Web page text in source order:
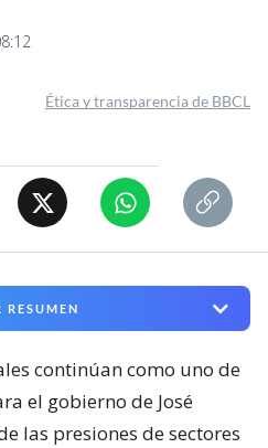
Ética y transparencia de BBCL
RESUMEN
continúan como uno de
el gobierno de José
las presiones de sectores